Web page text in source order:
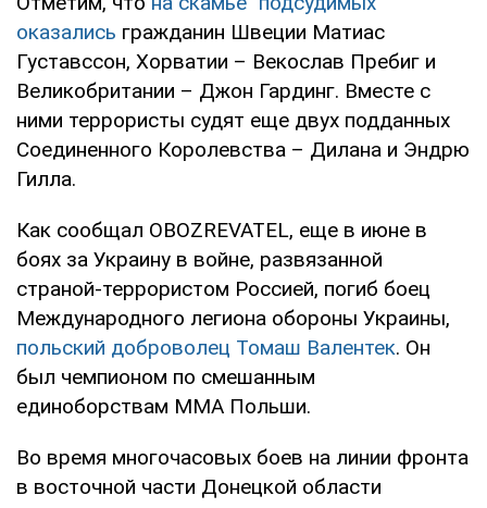
оказались гражданин Швеции Матиас
Густавссон, Хорватии – Векослав Пребиг и
Великобритании – Джон Гардинг. Вместе с
ними террористы судят еще двух подданных
Соединенного Королевства – Дилана и Эндрю
Гилла.
Как сообщал OBOZREVATEL, еще в июне в
боях за Украину в войне, развязанной
страной-террористом Россией, погиб боец
Международного легиона обороны Украины,
польский доброволец Томаш Валентек. Он
был чемпионом по смешанным
единоборствам ММА Польши.
Во время многочасовых боев на линии фронта
в восточной части Донецкой области